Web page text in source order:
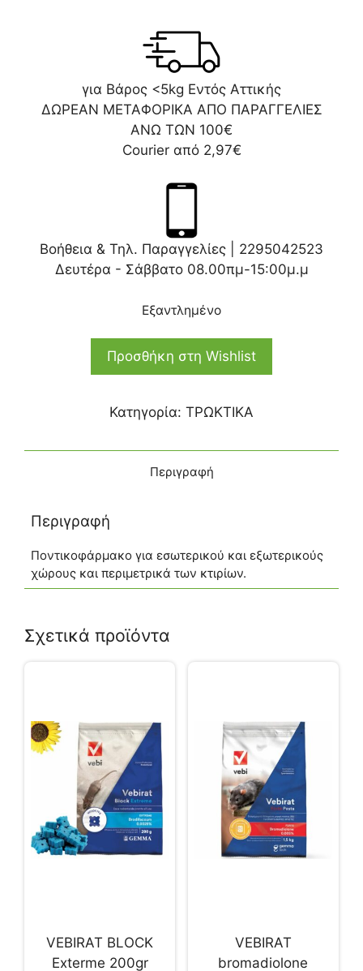
για Βάρος <5kg Εντός Αττικής
ΔΩΡΕΑΝ ΜΕΤΑΦΟΡΙΚΑ ΑΠΟ ΠΑΡΑΓΓΕΛΙΕΣ
ΑΝΩ ΤΩΝ 100€
Courier από 2,97€
Βοήθεια & Τηλ. Παραγγελίες | 2295042523
Δευτέρα - Σάββατο 08.00πμ-15:00μ.μ
Εξαντλημένο
Προσθήκη στη Wishlist
Κατηγορία: ΤΡΩΚΤΙΚΑ
Περιγραφή
Περιγραφή
Ποντικοφάρμακο για εσωτερικού και εξωτερικούς
χώρους και περιμετρικά των κτιρίων.
Σχετικά προϊόντα
VEBIRAT BLOCK
Exterme 200gr
VEBIRAT
bromadiolone